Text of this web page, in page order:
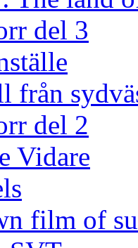
del 3
från
del 2
Vidare
film of